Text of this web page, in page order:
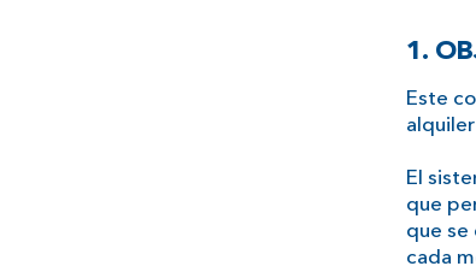
1.
Este
El
que
que
cada